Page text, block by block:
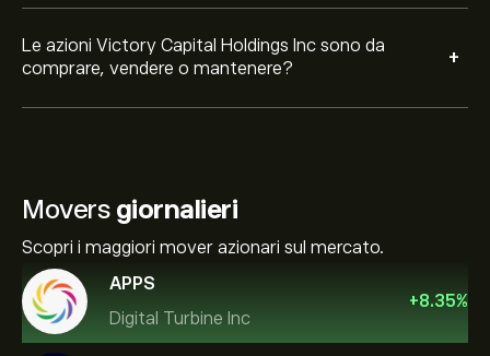
Le azioni Victory Capital Holdings Inc sono da
comprare, vendere o mantenere?
+
Movers giornalieri
Scopri i maggiori mover azionari sul mercato.
APPS
Digital Turbine Inc
+8.35%